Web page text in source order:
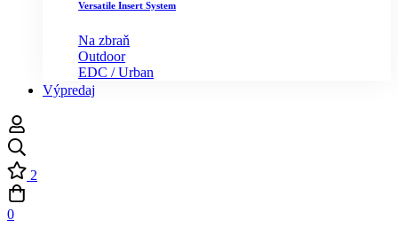
Versatile Insert System
Na zbraň
Outdoor
EDC / Urban
Výpredaj
2
0